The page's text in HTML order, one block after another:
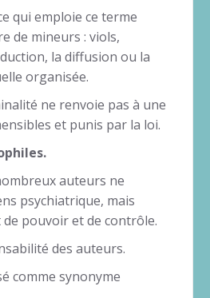
qui emploie ce terme
de mineurs : viols,
la diffusion ou la
organisée.
ne renvoie pas à une
et punis par la loi.
auteurs ne
psychiatrique, mais
pouvoir et de contrôle.
des auteurs.
comme synonyme